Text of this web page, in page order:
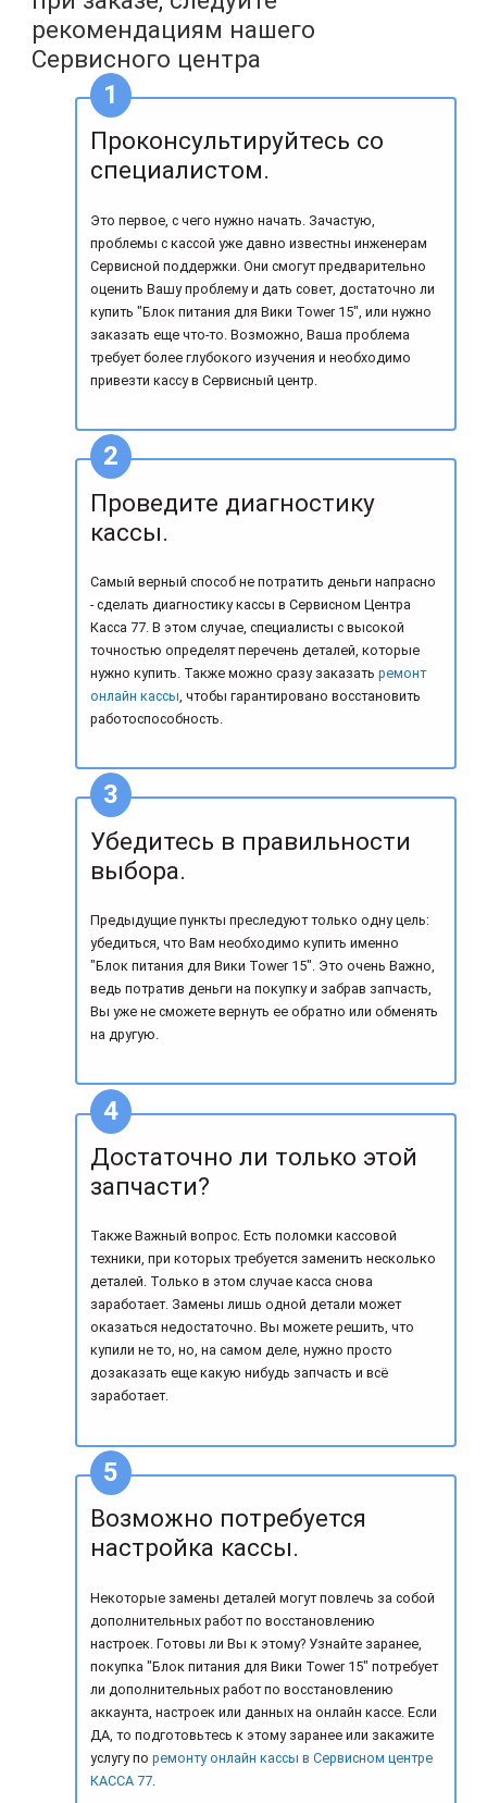
рекомендациям нашего
Сервисного центра
Проконсультируйтесь со
специалистом.
Это первое, с чего нужно начать. Зачастую,
проблемы с кассой уже давно известны инженерам
Сервисной поддержки. Они смогут предварительно
оценить Вашу проблему и дать совет, достаточно ли
купить "Блок питания для Вики Tower 15", или нужно
заказать еще что-то. Возможно, Ваша проблема
требует более глубокого изучения и необходимо
привезти кассу в Сервисный центр.
Проведите диагностику
кассы.
Самый верный способ не потратить деньги напрасно
- сделать диагностику кассы в Сервисном Центра
Касса 77. В этом случае, специалисты с высокой
точностью определят перечень деталей, которые
нужно купить. Также можно сразу заказатьремонт
онлайн кассы, чтобы гарантировано восстановить
работоспособность.
Убедитесь в правильности
выбора.
Предыдущие пункты преследуют только одну цель:
убедиться, что Вам необходимо купить именно
"Блок питания для Вики Tower 15". Это очень Важно,
ведь потратив деньги на покупку и забрав запчасть,
Вы уже не сможете вернуть ее обратно или обменять
на другую.
Достаточно ли только этой
запчасти?
Также Важный вопрос. Есть поломки кассовой
техники, при которых требуется заменить несколько
деталей. Только в этом случае касса снова
заработает. Замены лишь одной детали может
оказаться недостаточно. Вы можете решить, что
купили не то, но, на самом деле, нужно просто
дозаказать еще какую нибудь запчасть и всё
заработает.
Возможно потребуется
настройка кассы.
Некоторые замены деталей могут повлечь за собой
дополнительных работ по восстановлению
настроек. Готовы ли Вы к этому? Узнайте заранее,
покупка "Блок питания для Вики Tower 15" потребует
ли дополнительных работ по восстановлению
аккаунта, настроек или данных на онлайн кассе. Если
ДА, то подготовьтесь к этому заранее или закажите
услугу поремонту онлайн кассы в Сервисном центре
КАССА 77